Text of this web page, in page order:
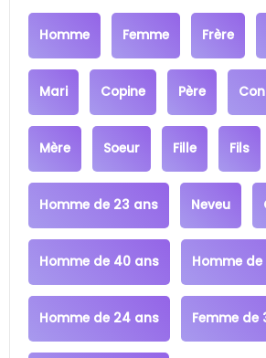
Homme Femme Frère
Mari Copine Père
Mère Soeur Fille Fils
Homme de 23 ans Neveu
Homme de 40 ans Homme
Homme de 24 ans Femme de